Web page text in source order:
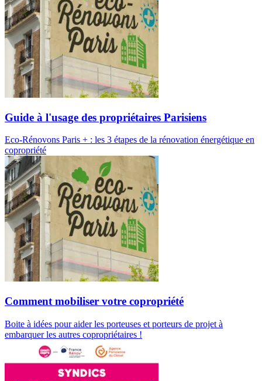
Guide à l'usage des propriétaires Parisiens
Eco-Rénovons Paris + : les 3 étapes de la rénovation énergétique en
copropriété
Comment mobiliser votre copropriété
Boite à idées pour aider les porteuses et porteurs de projet à
embarquer les autres copropriétaires !